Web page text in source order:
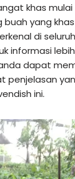
khas
yang
di
informasi
dapat
penjelasan
ini.